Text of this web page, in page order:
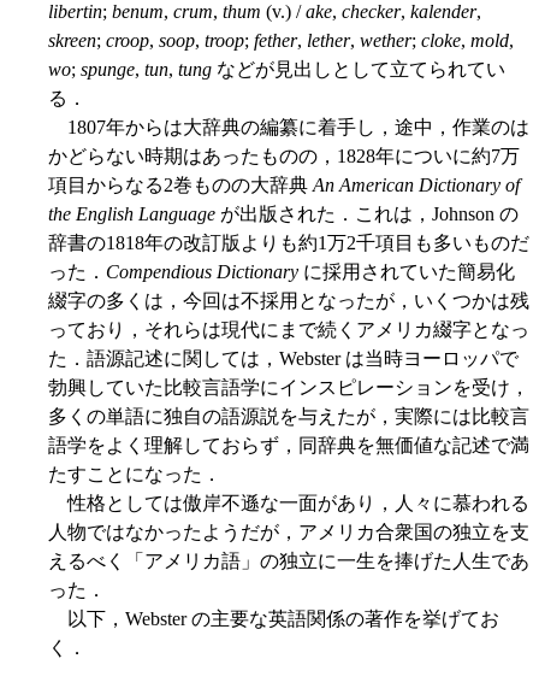
libertin; benum, crum, thum (v.) /ake, checker, kalender,
skreen; croop, soop, troop; fether, lether, wether; cloke, mold,
wo; spunge, tun, tung などが見出しとして立てられてい
る．
1807年からは大辞典の編纂に着手し，途中，作業のは
かどらない時期はあったものの，1828年についに約7万
項目からなる2巻ものの大辞典 An American Dictionary of
the English Language が出版された．これは，Johnson の
辞書の1818年の改訂版よりも約1万2千項目も多いものだ
った． Compendious Dictionary に採用されていた簡易化
綴字の多くは，今回は不採用となったが，いくつかは残
っており，それらは現代にまで続くアメリカ綴字となっ
た．語源記述に関しては，Webster は当時ヨーロッパで
勃興していた比較言語学にインスピレーションを受け，
多くの単語に独自の語源説を与えたが，実際には比較言
語学をよく理解しておらず，同辞典を無価値な記述で満
たすことになった．
性格としては傲岸不遜な一面があり，人々に慕われる
人物ではなかったようだが，アメリカ合衆国の独立を支
えるべく「アメリカ語」の独立に一生を捧げた人生であ
った．
以下，Webster の主要な英語関係の著作を挙げてお
く．